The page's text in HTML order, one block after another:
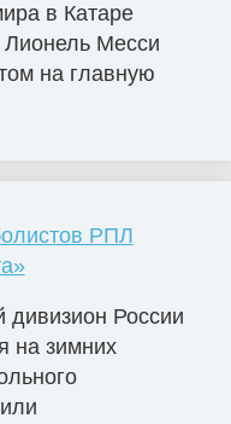
в Катаре
Месси
на главную
РПЛ
России
на зимних